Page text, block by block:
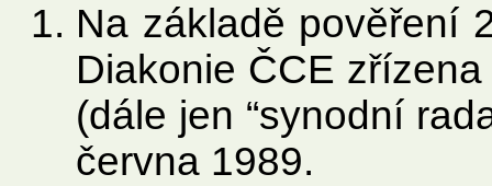
Na základě pověření
Diakonie ČCE
(dále jen “synodní
června 1989.